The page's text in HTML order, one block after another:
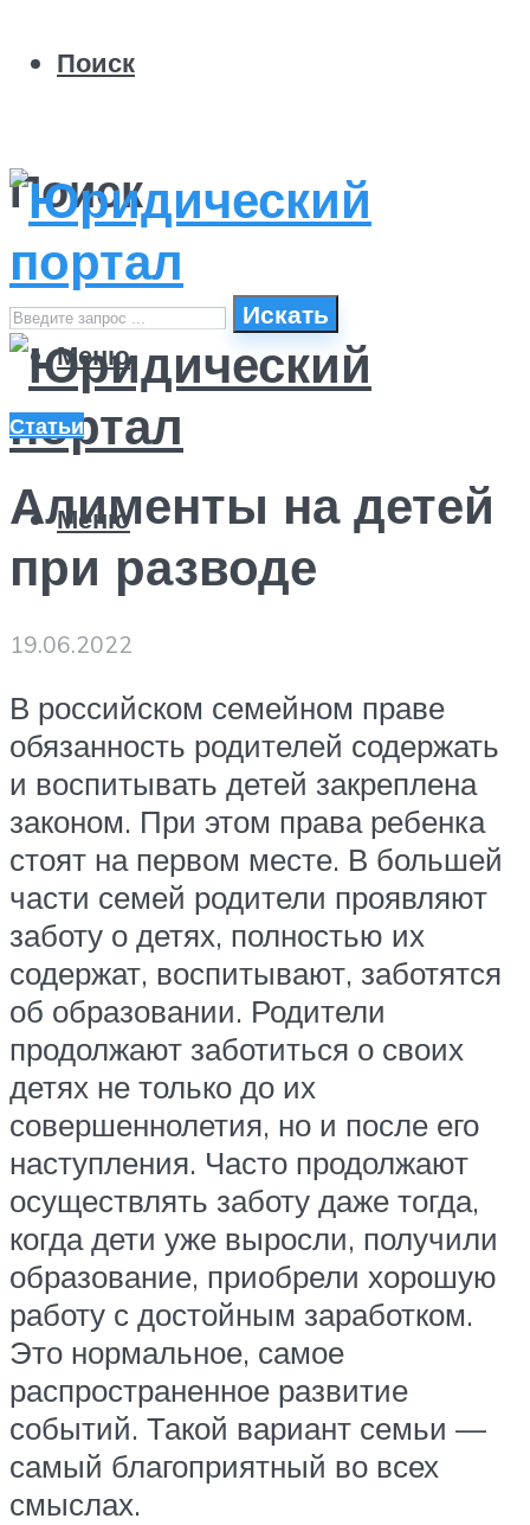
Поиск
Поиск
Искать
Меню
Меню
Статьи
Алименты на детей
при разводе
19.06.2022
В российском семейном праве
обязанность родителей содержать
и воспитывать детей закреплена
законом. При этом права ребенка
стоят на первом месте. В большей
части семей родители проявляют
заботу о детях, полностью их
содержат, воспитывают, заботятся
об образовании. Родители
продолжают заботиться о своих
детях не только до их
совершеннолетия, но и после его
наступления. Часто продолжают
осуществлять заботу даже тогда,
когда дети уже выросли, получили
образование, приобрели хорошую
работу с достойным заработком.
Это нормальное, самое
распространенное развитие
событий. Такой вариант семьи —
самый благоприятный во всех
смыслах.